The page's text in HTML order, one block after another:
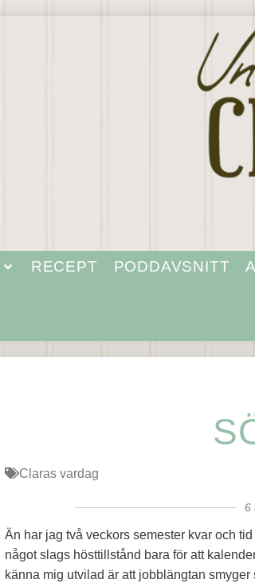
RECEPT PODDAVSNITT
Claras vardag
6
Än har jag två veckors semester kvar och
något slags hösttillstånd bara för att
känna mig utvilad är att jobblängtan